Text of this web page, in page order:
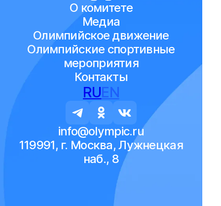
О комитете
Медиа
Олимпийское движение
Олимпийские спортивные
мероприятия
Контакты
RUEN
info@olympic.ru
119991, г. Москва, Лужнецкая
наб., 8